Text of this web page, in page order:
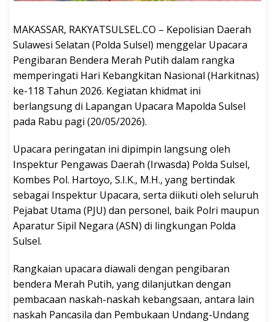
MAKASSAR, RAKYATSULSEL.CO – Kepolisian Daerah
Sulawesi Selatan (Polda Sulsel) menggelar Upacara
Pengibaran Bendera Merah Putih dalam rangka
memperingati Hari Kebangkitan Nasional (Harkitnas)
ke-118 Tahun 2026. Kegiatan khidmat ini
berlangsung di Lapangan Upacara Mapolda Sulsel
pada Rabu pagi (20/05/2026).
Upacara peringatan ini dipimpin langsung oleh
Inspektur Pengawas Daerah (Irwasda) Polda Sulsel,
Kombes Pol. Hartoyo, S.I.K., M.H., yang bertindak
sebagai Inspektur Upacara, serta diikuti oleh seluruh
Pejabat Utama (PJU) dan personel, baik Polri maupun
Aparatur Sipil Negara (ASN) di lingkungan Polda
Sulsel.
Rangkaian upacara diawali dengan pengibaran
bendera Merah Putih, yang dilanjutkan dengan
pembacaan naskah-naskah kebangsaan, antara lain
naskah Pancasila dan Pembukaan Undang-Undang